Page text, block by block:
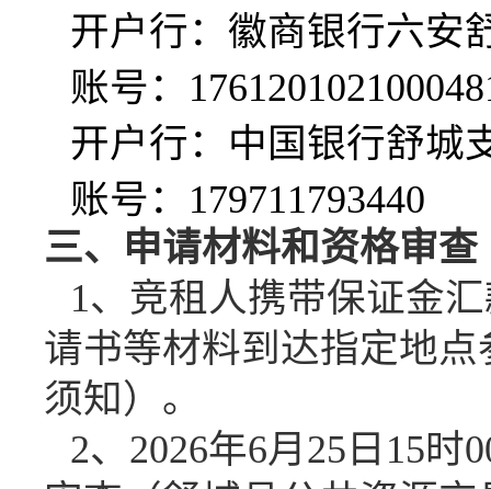
开户行：徽商银行六安
账号：
开户行：中国银行舒城
账号： 179711793440
三、 申请材料和资格审查
1、竞租人携带保证金
请书等材料到达指定地
须知）。
2、 2026年6月 25 日 15时